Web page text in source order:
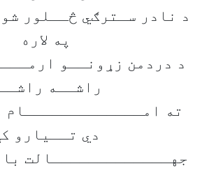
د نادر سـترګي څــلور
په لاره
د دردمن زړونــو
راشــه
ته امـــــــــــــام
دي تــیارو
جهـــــــــــــالت